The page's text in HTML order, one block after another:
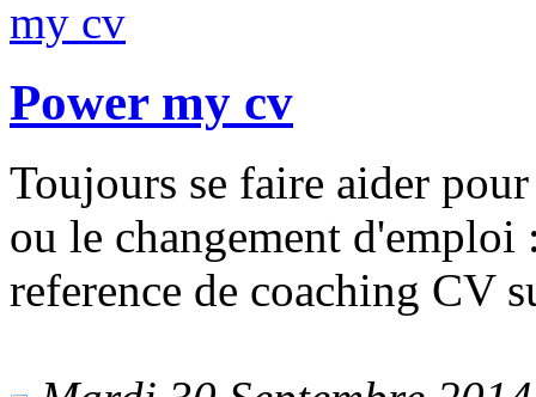
Power my cv
Toujours se faire aider
ou le changement d'emploi
reference de coaching CV